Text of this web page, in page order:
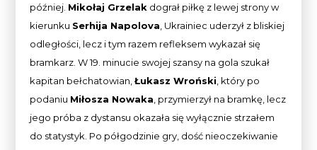
później. Mikołaj Grzelak dograł piłkę z lewej strony w
kierunku Serhija Napolova , Ukrainiec uderzył z bliskiej
odległości, lecz i tym razem refleksem wykazał się
bramkarz. W 19. minucie swojej szansy na gola szukał
kapitan bełchatowian,Łukasz Wroński , który po
podaniu Miłosza Nowaka , przymierzył na bramkę, lecz
jego próba z dystansu okazała się wyłącznie strzałem
do statystyk. Po półgodzinie gry, dość nieoczekiwanie